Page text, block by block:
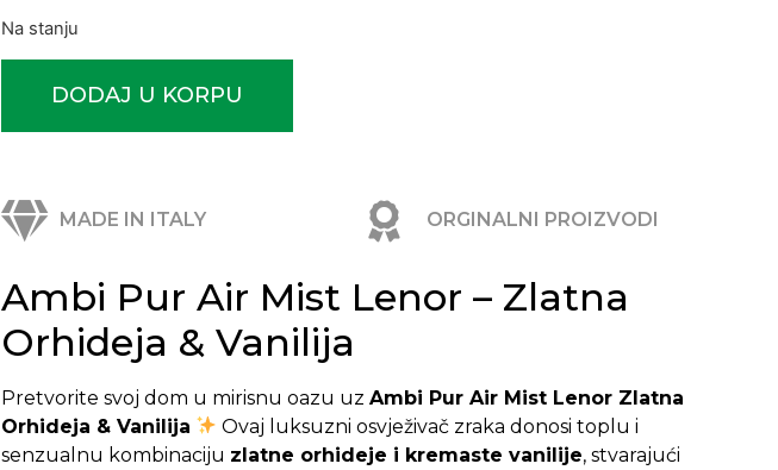
Na stanju
DODAJ U KORPU
MADE IN ITALY ORGINALNI PROIZVODI
Ambi Pur Air Mist Lenor – Zlatna
Orhideja & Vanilija
Pretvorite svoj dom u mirisnu oazu uz Ambi Pur Air Mist Lenor Zlatna
Orhideja & Vanilija
Ovaj luksuzni osvježivač zraka donosi toplu i
senzualnu kombinaciju zlatne orhideje i kremaste vanilije, stvarajući